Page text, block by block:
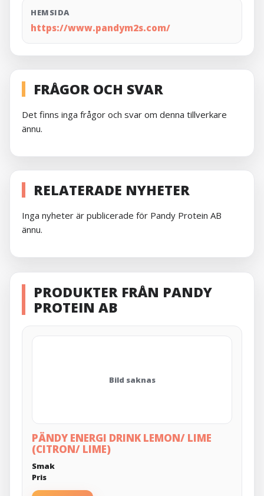
HEMSIDA
https://www.pandym2s.com/
FRÅGOR OCH SVAR
Det finns inga frågor och svar om denna tillverkare
ännu.
RELATERADE NYHETER
Inga nyheter är publicerade för Pandy Protein AB
ännu.
PRODUKTER FRÅN PANDY
PROTEIN AB
Bild saknas
PÄNDY ENERGI DRINK LEMON/ LIME
(CITRON/ LIME)
Smak
Pris